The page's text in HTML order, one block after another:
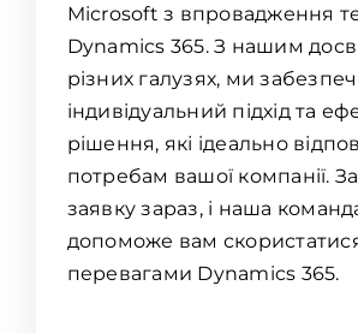
Microsoft з впровадження
Dynamics 365. З нашим
різних галузях, ми
індивідуальний підхід та
рішення, які ідеально
потребам вашої компанії.
заявку зараз, і наша
допоможе вам
перевагами Dynamics 365.